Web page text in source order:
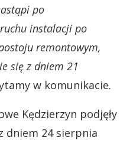
po
instalacji po
remontowym,
się z dniem 21
w komunikacie.
Kędzierzyn podjęły
dniem 24 sierpnia